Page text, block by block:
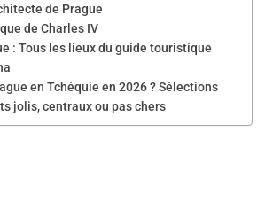
de Prague
de Charles IV
: Tous les lieux du guide touristique
en Tchéquie en 2026 ? Sélections
jolis, centraux ou pas chers